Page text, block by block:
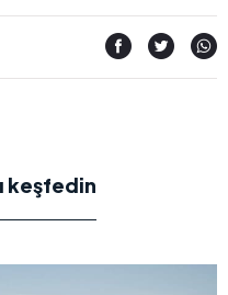
keşfedin